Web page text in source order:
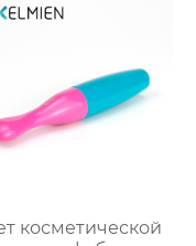
косметической